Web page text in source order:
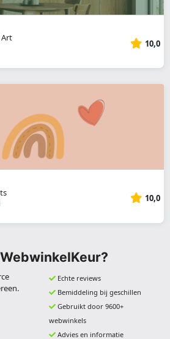
Art
10,0
10,0
Echte reviews
Bemiddeling bij geschillen
Gebruikt door 9600+
webwinkels
Advies en informatie